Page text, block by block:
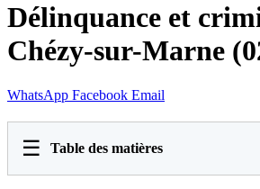
Délinquance et
Chézy-sur-Marne
WhatsApp Facebook Email
☰ Table des matières